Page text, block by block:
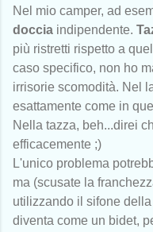
Nel mio camper, ad
doccia indipendente.
più ristretti rispetto a
caso specifico, non ho
irrisorie scomodità. Nel
esattamente come in
Nella tazza, beh...direi
efficacemente ;)
L'unico problema
ma (scusate la
utilizzando il sifone
diventa come un bidet,